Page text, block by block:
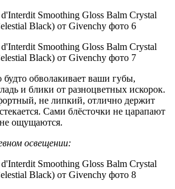
обволакивает ваши губы,
и блики от разноцветных искорок.
не липкий, отлично держит
Сами блёсточки не царапают
ощущаются.
освещении: